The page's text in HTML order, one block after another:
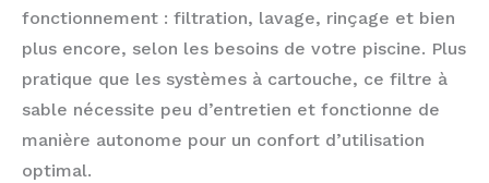
fonctionnement : filtration, lavage, rinçage et bien
plus encore, selon les besoins de votre piscine. Plus
pratique que les systèmes à cartouche, ce filtre à
sable nécessite peu d’entretien et fonctionne de
manière autonome pour un confort d’utilisation
optimal.